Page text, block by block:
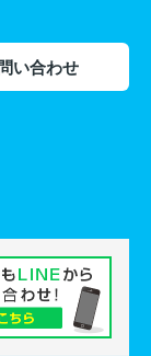
い合わせ